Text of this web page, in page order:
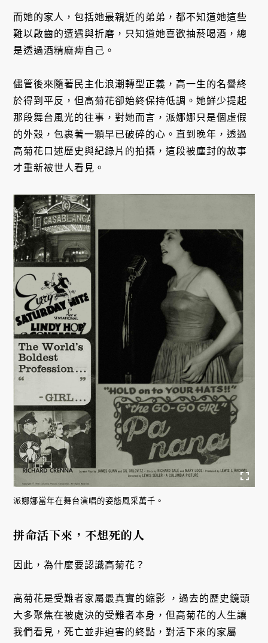
而她的家人，包括她最親近的弟弟，都不知道她這些
難以啟齒的遭遇與折磨，只知道她喜歡抽菸喝酒，總
是透過酒精麻痺自己。
儘管後來隨著民主化浪潮轉型正義，高一生的名譽終
於得到平反，但高菊花卻始終保持低調。她鮮少提起
那段舞台風光的往事，對她而言，派娜娜只是個虛假
的外殼，包裹著一顆早已破碎的心。直到晚年，透過
高菊花口述歷史與紀錄片的拍攝，這段被塵封的故事
才重新被世人看見。
派娜娜當年在舞台演唱的姿態風采萬千。
拼命活下來，不想死的人
因此，為什麼要認識高菊花？
高菊花是受難者家屬最真實的縮影 ，過去的歷史鏡頭
大多聚焦在被處決的受難者本身，但高菊花的人生讓
我們看見，死亡並非迫害的終點，對活下來的家屬